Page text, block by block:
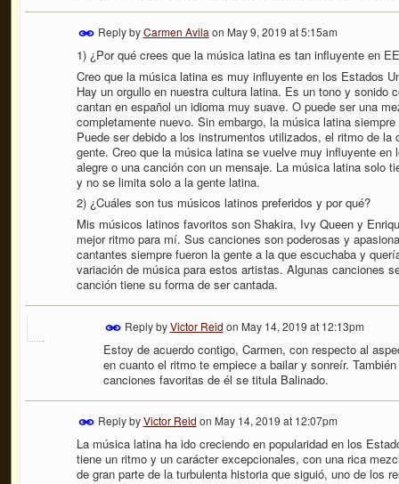
Reply byCarmen Avila on May 9, 2019 at 5:15am
1) ¿Por qué crees que la música latina es tan influyente en
Creo que la música latina es muy influyente en los Estados
Hay un orgullo en nuestra cultura latina. Es un tono y sonido
cantan en español un idioma muy suave. O puede ser una
completamente nuevo. Sin embargo, la música latina
Puede ser debido a los instrumentos utilizados, el ritmo de
gente. Creo que la música latina se vuelve muy influyente
alegre o una canción con un mensaje. La música latina solo
y no se limita solo a la gente latina.
2) ¿Cuáles son tus músicos latinos preferidos y por qué?
Mis músicos latinos favoritos son Shakira, Ivy Queen y
mejor ritmo para mí. Sus canciones son poderosas y
cantantes siempre fueron la gente a la que escuchaba y
variación de música para estos artistas. Algunas canciones
canción tiene su forma de ser cantada.
Reply byVictor Reid on May 14, 2019 at 12:13pm
Estoy de acuerdo contigo, Carmen, con respecto al
en cuanto el ritmo te empiece a bailar y sonreír.
canciones favoritas de él se titula Balinado.
Reply byVictor Reid on May 14, 2019 at 12:07pm
La música latina ha ido creciendo en popularidad en los
tiene un ritmo y un carácter excepcionales, con una rica
de gran parte de la turbulenta historia que siguió, uno de los